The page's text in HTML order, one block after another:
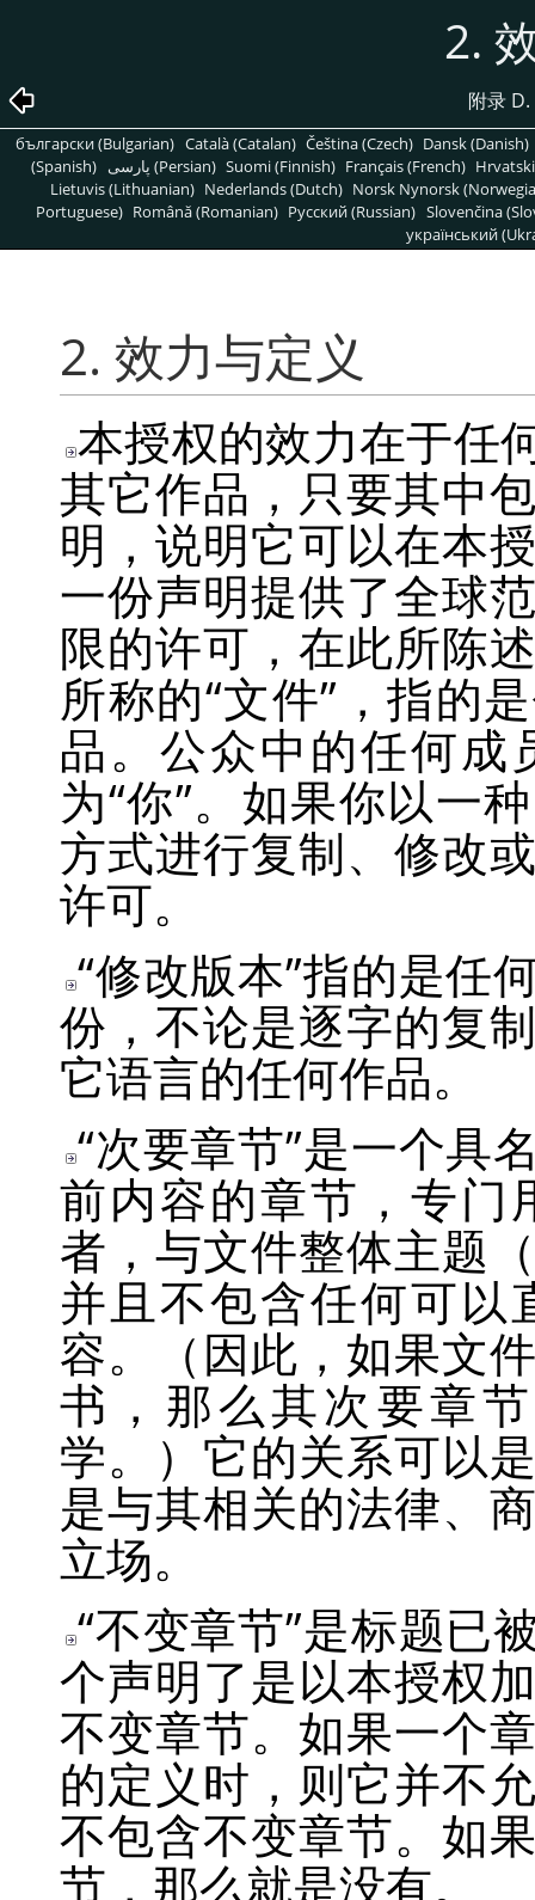
2.
附录
български (Bulgarian) Català (Catalan) Čeština (Czech) Dansk (Danish)
(Spanish)
پارسی (Persian) Suomi (Finnish) Français (French)
Lietuvis (Lithuanian) Nederlands (Dutch) Norsk Nynorsk
Portuguese) Română (Romanian) Pусский (Russian) Slovenčina
український
2. 效力与定义
本授权的效力在于任
其它作品，只要其中
明，说明它可以在本
一份声明提供了全球
限的许可，在此所陈
所称的“文件” ，指的
品。公众中的任何成
为“你”。如果你以一
方式进行复制、修改
许可。
“修改版本”指的是任
份，不论是逐字的复
它语言的任何作品。
“次要章节”是一个具
前内容的章节，专门
者，与文件整体主题
并且不包含任何可以
容。（因此，如果文
书，那么其次要章
学。）它的关系可以
是与其相关的法律、
立场。
“不变章节”是标题已
个声明了是以本授权
不变章节。如果一个
的定义时，则它并不
不包含不变章节。如
节，那么就是没有。